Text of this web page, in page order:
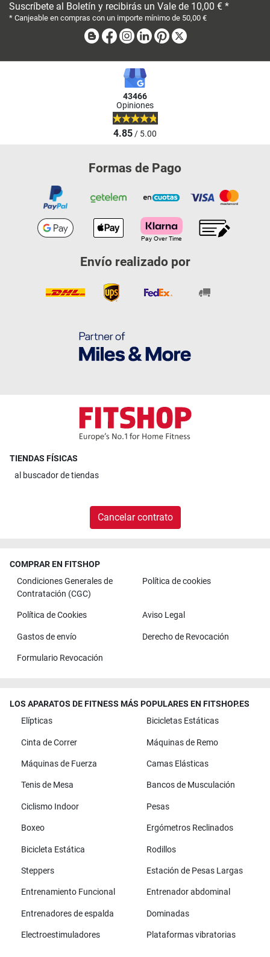
Suscríbete al Boletín y recibirás un Vale de 10,00 € *
* Canjeable en compras con un importe mínimo de 50,00 €
BlogFacebook
Instagram
LinkedinPinterest
43466
Opiniones
4.85/ 5.00
Formas de Pago
Envío realizado por
TIENDAS FÍSICAS
al buscador de tiendas
Cancelar contrato
COMPRAR EN FITSHOP
Condiciones Generales de
Contratación (CGC)
Política de cookies
Política de Cookies Aviso Legal
Gastos de envío Derecho de Revocación
Formulario Revocación
LOS APARATOS DE FITNESS MÁS POPULARES EN FITSHOP.ES
Elípticas
Bicicletas Estáticas
Cinta de Correr Máquinas de Remo
Máquinas de Fuerza Camas Elásticas
Tenis de Mesa Bancos de Musculación
Ciclismo Indoor Pesas
Boxeo Ergómetros Reclinados
Bicicleta Estática Rodillos
Steppers Estación de Pesas Largas
Entrenamiento Funcional Entrenador abdominal
Entrenadores de espalda Dominadas
Electroestimuladores Plataformas vibratorias